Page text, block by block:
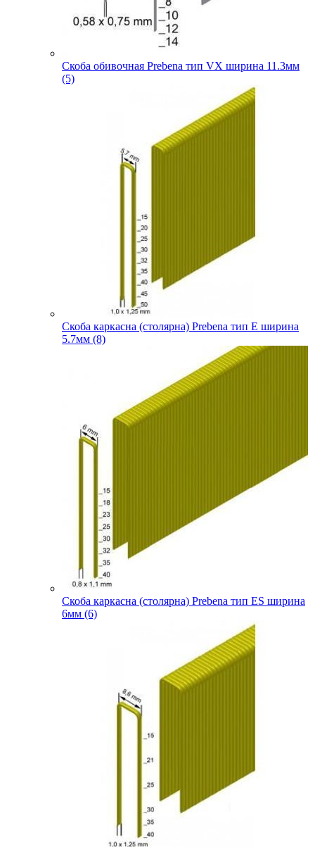
Скоба обивочная Prebena тип VX ширина 11.3мм
(5)
Скоба каркасна (столярна) Prebena тип E ширина
5.7мм (8)
Скоба каркасна (столярна) Prebena тип ES ширина
6мм (6)